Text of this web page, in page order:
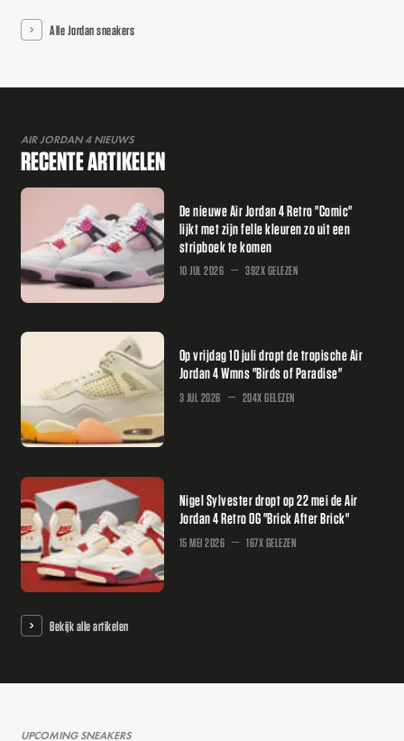
Alle Jordan sneakers
AIR JORDAN 4 NIEUWS
RECENTE ARTIKELEN
De nieuwe Air Jordan 4 Retro "Comic"
lijkt met zijn felle kleuren zo uit een
stripboek te komen
10 JUL 2026 392X GELEZEN
Op vrijdag 10 juli dropt de tropische Air
Jordan 4 Wmns "Birds of Paradise"
3 JUL 2026 204X GELEZEN
Nigel Sylvester dropt op 22 mei de Air
Jordan 4 Retro OG "Brick After Brick"
15 MEI 2026 167X GELEZEN
Bekijk alle artikelen
UPCOMING SNEAKERS